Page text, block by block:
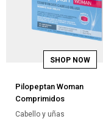
Pilopeptan Woman
Comprimidos
Cabello y uñas